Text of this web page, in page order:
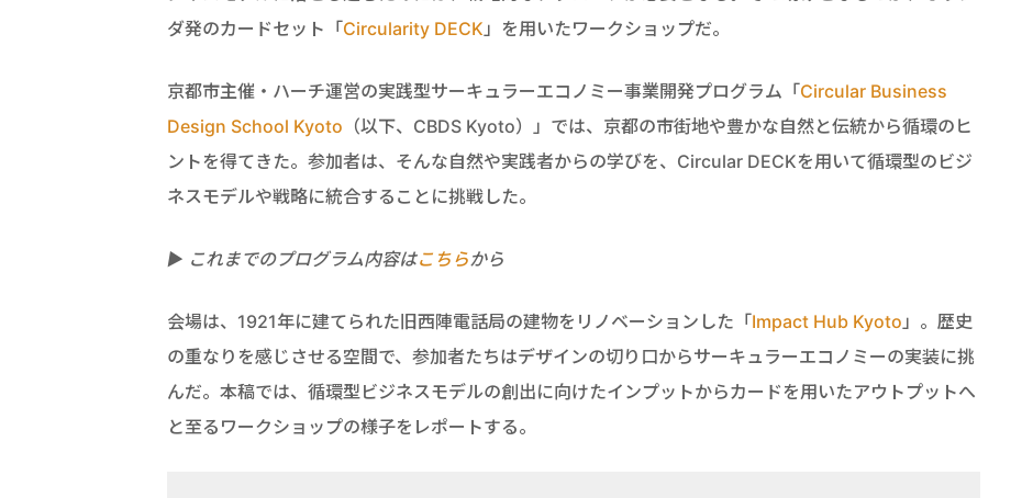
ダ発のカードセット「Circularity DECK 」を用いたワークショップだ。
京都市主催・ハーチ運営の実践型サーキュラーエコノミー事業開発プログラム「Circular Business
Design School Kyoto （以下、CBDS Kyoto）」では、京都の市街地や豊かな自然と伝統から循環のヒ
ントを得てきた。参加者は、そんな自然や実践者からの学びを、Circular DECKを用いて循環型のビジ
ネスモデルや戦略に統合することに挑戦した。
▶︎ これまでのプログラム内容はこちらから
会場は、1921年に建てられた旧西陣電話局の建物をリノベーションした「Impact Hub Kyoto 」。歴史
の重なりを感じさせる空間で、参加者たちはデザインの切り口からサーキュラーエコノミーの実装に挑
んだ。本稿では、循環型ビジネスモデルの創出に向けたインプットからカードを用いたアウトプットへ
と至るワークショップの様子をレポートする。